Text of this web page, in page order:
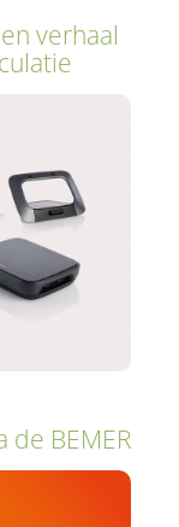
verhaal
BEMER